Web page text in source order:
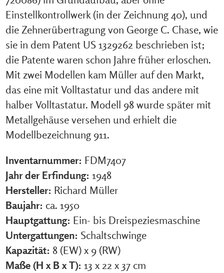
Einstellkontrollwerk (in der Zeichnung 40), und
die Zehnerübertragung von George C. Chase, wie
sie in dem Patent US 1329262 beschrieben ist;
die Patente waren schon Jahre früher erloschen.
Mit zwei Modellen kam Müller auf den Markt,
das eine mit Volltastatur und das andere mit
halber Volltastatur. Modell 98 wurde später mit
Metallgehäuse versehen und erhielt die
Modellbezeichnung 911.
Inventarnummer: FDM7407
Jahr der Erfindung: 1948
Hersteller: Richard Müller
Baujahr: ca. 1950
Hauptgattung: Ein- bis Dreispeziesmaschine
Untergattungen: Schaltschwinge
Kapazität: 8 (EW) x 9 (RW)
Maße (H x B x T): 13 x 22 x 37 cm